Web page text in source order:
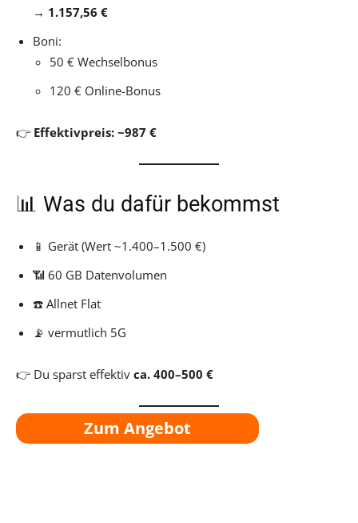
→ 1.157,56 €
Boni:
50 € Wechselbonus
120 € Online-Bonus
👉 Effektivpreis: ~987 €
📊 Was du dafür bekommst
📱 Gerät (Wert ~1.400–1.500 €)
📶 60 GB Datenvolumen
☎️ Allnet Flat
📡 vermutlich 5G
👉 Du sparst effektiv ca. 400–500 €
Zum Angebot